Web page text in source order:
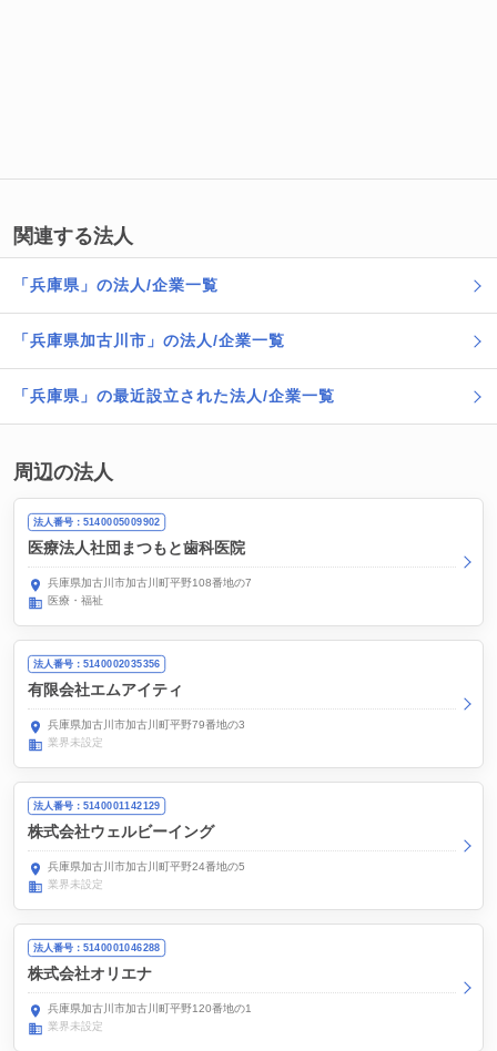
関連する法人
「兵庫県」の法人/企業一覧
「兵庫県加古川市」の法人/企業一覧
「兵庫県」の最近設立された法人/企業一覧
周辺の法人
法人番号：5140005009902
医療法人社団まつもと歯科医院
兵庫県加古川市加古川町平野108番地の7
医療・福祉
法人番号：5140002035356
有限会社エムアイティ
兵庫県加古川市加古川町平野79番地の3
業界未設定
法人番号：5140001142129
株式会社ウェルビーイング
兵庫県加古川市加古川町平野24番地の5
業界未設定
法人番号：5140001046288
株式会社オリエナ
兵庫県加古川市加古川町平野120番地の1
業界未設定